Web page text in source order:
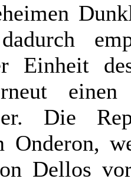
Einheit
einen
Die
Onderon,
Dellos